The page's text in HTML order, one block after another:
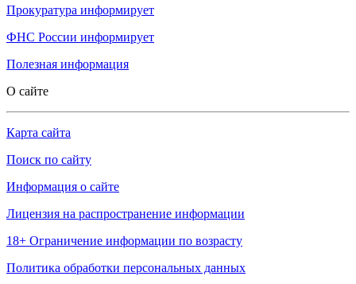
Прокуратура информирует
ФНС России информирует
Полезная информация
О сайте
Карта сайта
Поиск по сайту
Информация о сайте
Лицензия на распространение информации
18+ Ограничение информации по возрасту
Политика обработки персональных данных